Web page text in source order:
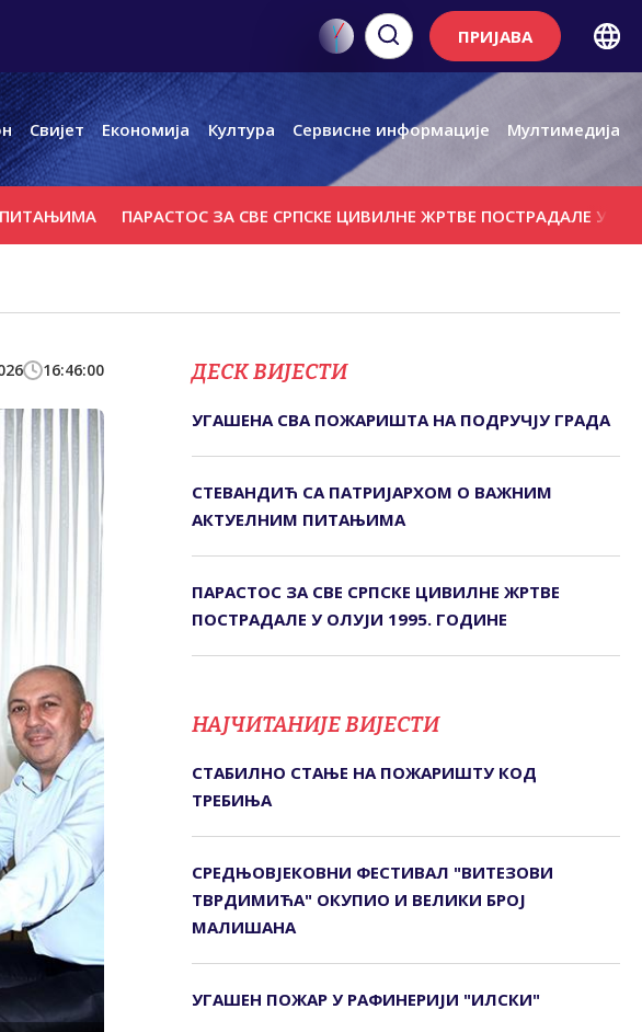
ПРИЈАВА
Свијет Економија Култура Сервисне информације Мултимедија
ПАРАСТОС ЗА СВЕ СРПСКЕ ЦИВИЛНЕ ЖРТВЕ ПОСТРАДАЛЕ У ОЛУЈИ
16:46:00 ДЕСК ВИЈЕСТИ
УГАШЕНА СВА ПОЖАРИШТА НА ПОДРУЧЈУ ГРАДА
СТЕВАНДИЋ СА ПАТРИЈАРХОМ О ВАЖНИМ
АКТУЕЛНИМ ПИТАЊИМА
ПАРАСТОС ЗА СВЕ СРПСКЕ ЦИВИЛНЕ ЖРТВЕ
ПОСТРАДАЛЕ У ОЛУЈИ 1995. ГОДИНЕ
НАЈЧИТАНИЈЕ ВИЈЕСТИ
СТАБИЛНО СТАЊЕ НА ПОЖАРИШТУ КОД
ТРЕБИЊА
СРЕДЊОВЈЕКОВНИ ФЕСТИВАЛ "ВИТЕЗОВИ
ТВРДИМИЋА" ОКУПИО И ВЕЛИКИ БРОЈ
МАЛИШАНА
УГАШЕН ПОЖАР У РАФИНЕРИЈИ "ИЛСКИ"